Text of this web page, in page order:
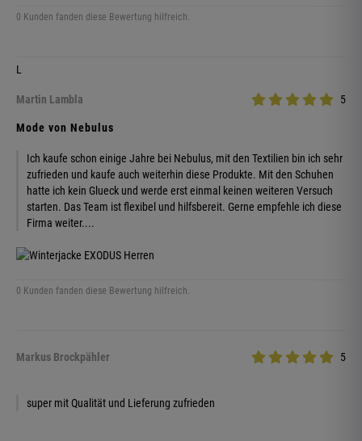
0 Kunden fanden diese Bewertung hilfreich.
L
Martin Lambla 5
Mode von Nebulus
Ich kaufe schon einige Jahre bei Nebulus, mit den Textilien bin ich sehr
zufrieden und kaufe auch weiterhin diese Produkte. Mit den Schuhen
hatte ich kein Glueck und werde erst einmal keinen weiteren Versuch
starten. Das Team ist flexibel und hilfsbereit. Gerne empfehle ich diese
Firma weiter....
0 Kunden fanden diese Bewertung hilfreich.
Markus Brockpähler 5
super mit Qualität und Lieferung zufrieden